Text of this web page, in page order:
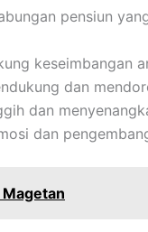
pensiun
keseimbangan
dan
dan
dan